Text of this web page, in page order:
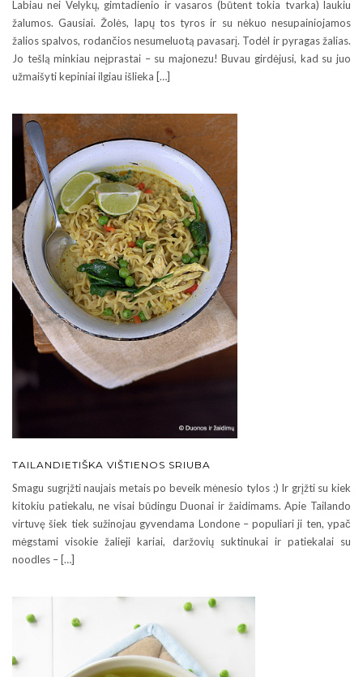
Labiau nei Velykų, gimtadienio ir vasaros (būtent tokia tvarka) laukiu
žalumos. Gausiai. Žolės, lapų tos tyros ir su nėkuo nesupainiojamos
žalios spalvos, rodančios nesumeluotą pavasarį. Todėl ir pyragas žalias.
Jo tešlą minkiau neįprastai – su majonezu! Buvau girdėjusi, kad su juo
užmaišyti kepiniai ilgiau išlieka […]
TAILANDIETIŠKA VIŠTIENOS SRIUBA
Smagu sugrįžti naujais metais po beveik mėnesio tylos :) Ir grįžti su kiek
kitokiu patiekalu, ne visai būdingu Duonai ir žaidimams. Apie Tailando
virtuvę šiek tiek sužinojau gyvendama Londone – populiari ji ten, ypač
mėgstami visokie žalieji kariai, daržovių suktinukai ir patiekalai su
noodles – […]